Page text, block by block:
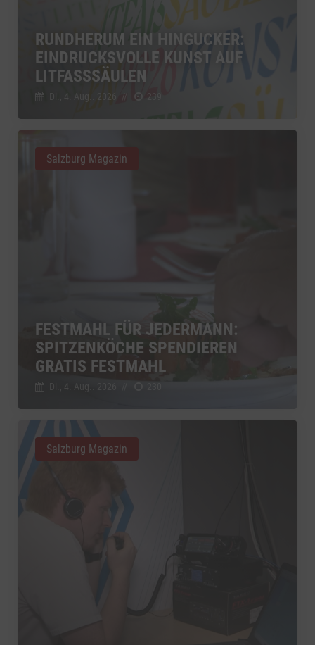
RUNDHERUM EIN HINGUCKER:
EINDRUCKSVOLLE KUNST AUF
LITFASSSÄULEN
Di., 4. Aug.. 2026 239
FESTMAHL FÜR JEDERMANN:
SPITZENKÖCHE SPENDIEREN
GRATIS FESTMAHL
Di., 4. Aug.. 2026
Salzburg Magazin
Salzburg Magazin